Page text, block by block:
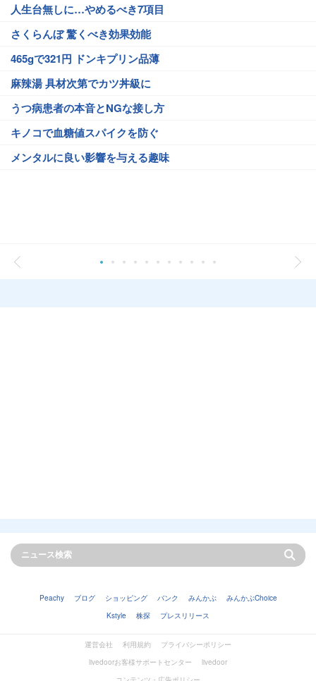
人生台無しに…やめるべき7項目
さくらんぼ 驚くべき効果効能
465gで321円 ドンキプリン品薄
麻辣湯 具材次第でカツ丼級に
うつ病患者の本音とNGな接し方
キノコで血糖値スパイクを防ぐ
メンタルに良い影響を与える趣味
Peachy ブログ ショッピング バンク みんかぶ
みんかぶChoice
Kstyle
株探 プレスリリース
運営会社 利用規約
プライバシーポリシー
livedoorお客様サポートセンター
livedoor